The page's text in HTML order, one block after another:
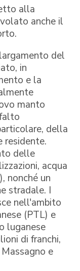
alla
anche il
del
in
e la
manto
della
residente.
delle
acqua
nonché un
stradale. I
nell'ambito
(PTL) e
luganese
di franchi,
e